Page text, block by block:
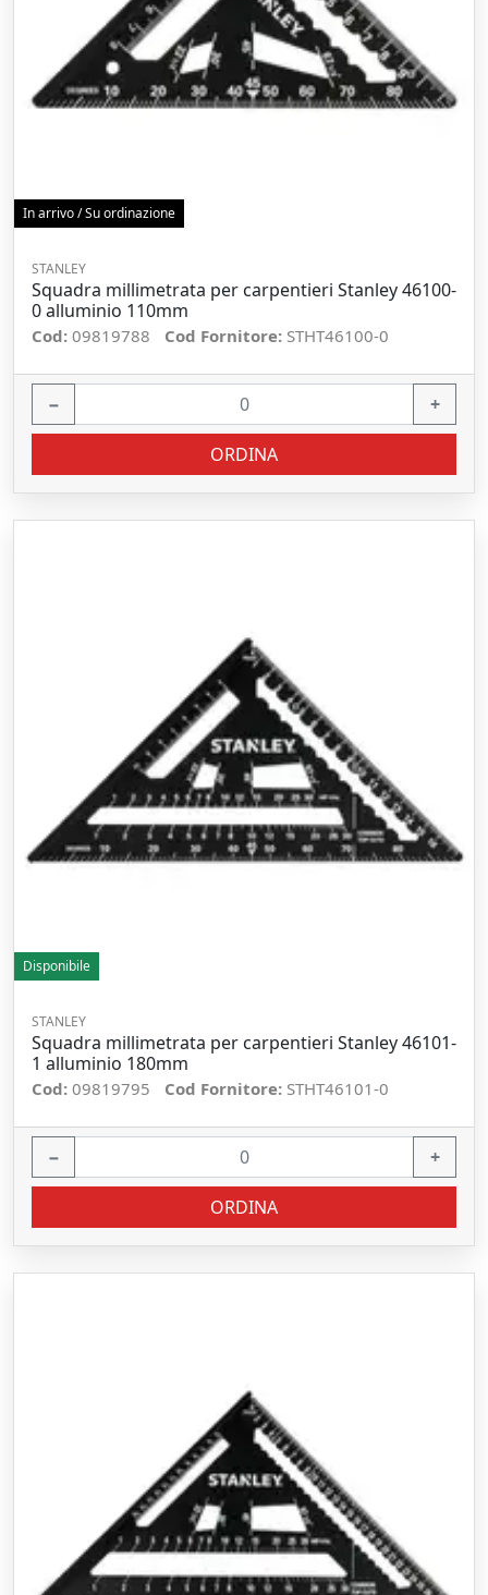
In arrivo / Su ordinazione
STANLEY
Squadra millimetrata per carpentieri Stanley 46100-
0 alluminio 110mm
Cod: 09819788 Cod Fornitore: STHT46100-0
− +
ORDINA
Disponibile
STANLEY
Squadra millimetrata per carpentieri Stanley 46101-
1 alluminio 180mm
Cod: 09819795 Cod Fornitore: STHT46101-0
− +
ORDINA